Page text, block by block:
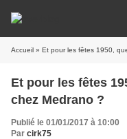
Accueil » Et pour les fêtes 1950,
Et pour les fêtes
chez Medrano ?
Publié le 01/01/2017 à 10:00
Par cirk75